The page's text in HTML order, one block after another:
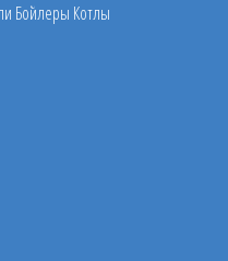
Бойлеры Котлы